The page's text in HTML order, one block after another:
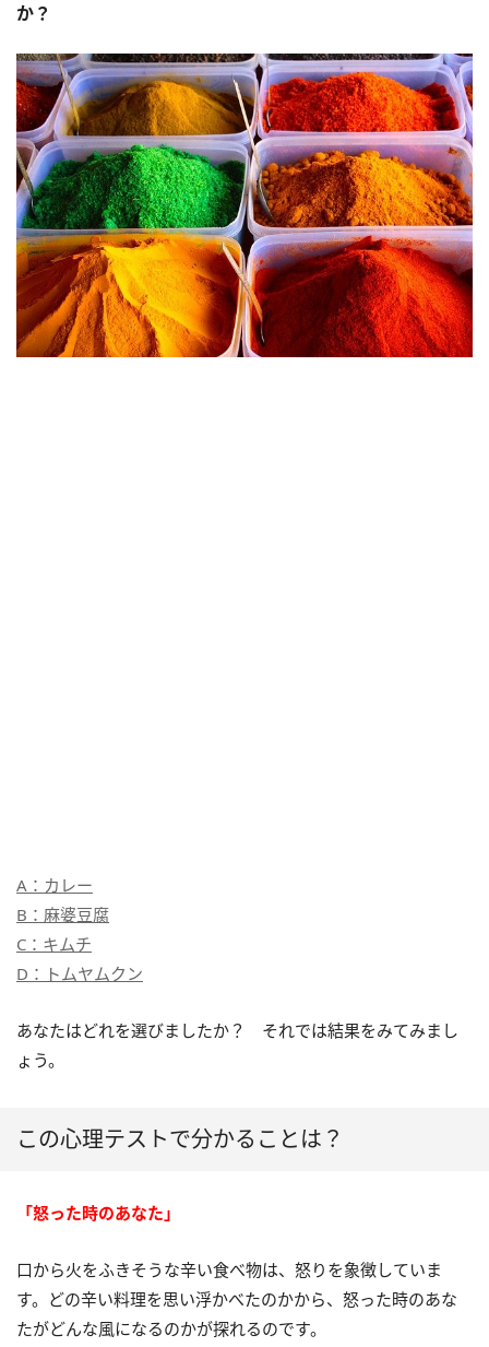
か？
A：カレー
B：麻婆豆腐
C：キムチ
D：トムヤムクン
あなたはどれを選びましたか？ それでは結果をみてみまし
ょう。
この心理テストで分かることは？
「怒った時のあなた」
口から火をふきそうな辛い食べ物は、怒りを象徴していま
す。どの辛い料理を思い浮かべたのかから、怒った時のあな
たがどんな風になるのかが探れるのです。